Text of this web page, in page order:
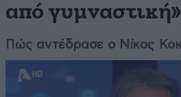
από γυμναστική»
Πώς αντέδρασε ο Νίκος